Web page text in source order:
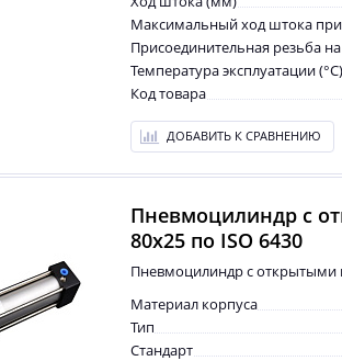
Максимальный ход штока при
Присоединительная резьба
Температура эксплуатации (°С)
Код товара
ДОБАВИТЬ К СРАВНЕНИЮ
Пневмоцилиндр с
80x25 по ISO 6430
Пневмоцилиндр с открытыми
Материал корпуса
Тип
Стандарт